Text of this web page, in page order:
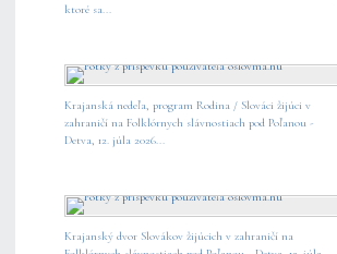
ktoré sa...
Krajanská nedeľa, program Rodina / Slováci žijúci v
zahraničí na Folklórnych slávnostiach pod Poľanou -
Detva, 12. júla 2026...
Krajanský dvor Slovákov žijúcich v zahraničí na